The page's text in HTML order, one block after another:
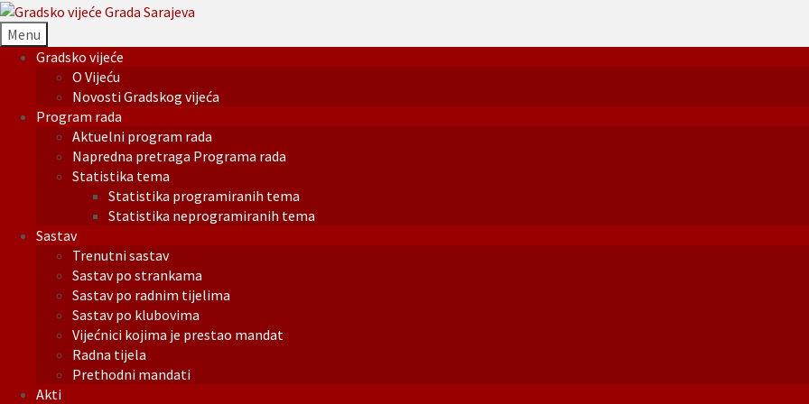
Menu
Gradsko vijeće
O Vijeću
Novosti Gradskog vijeća
Program rada
Aktuelni program rada
Napredna pretraga Programa rada
Statistika tema
Statistika programiranih tema
Statistika neprogramiranih tema
Sastav
Trenutni sastav
Sastav po strankama
Sastav po radnim tijelima
Sastav po klubovima
Vijećnici kojima je prestao mandat
Radna tijela
Prethodni mandati
Akti